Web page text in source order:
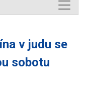
v judu se
sobotu